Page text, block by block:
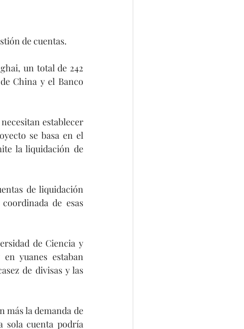
de cuentas.
un total de 242
establecer
se basa en el
la liquidación de
de liquidación
de esas
de Ciencia y
yuanes estaban
de divisas y las
más la demanda de
sola cuenta podría